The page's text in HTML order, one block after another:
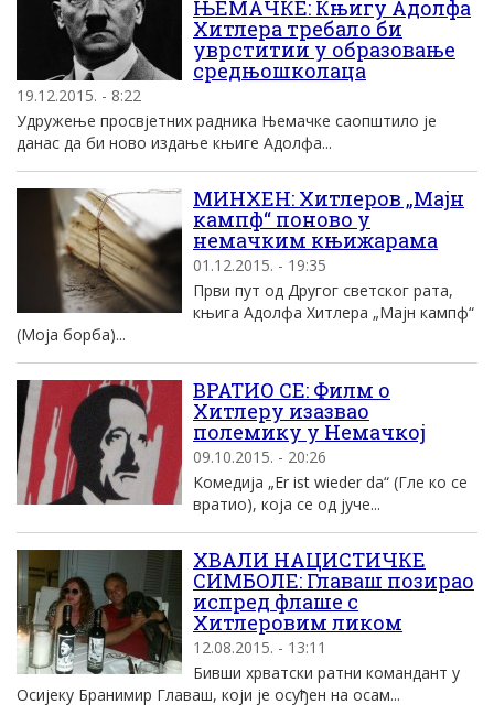
ЊЕМАЧКЕ: Књигу Адолфа
Хитлера требало би
уврститии у образовање
средњошколаца
19.12.2015. - 8:22
Удружење просвјетних радника Њемачке саопштило је
данас да би ново издање књиге Адолфа...
MИНХEН: Хитлеров „Mаjн
кампф“ поново у
немачким књижарама
01.12.2015. - 19:35
Први пут од Другог светског рата,
књига Aдолфа Хитлера „Mаjн кампф“
(Mоjа борба)...
ВРАТИО СЕ: Филм о
Хитлеру изазвао
полемику у Немачкоj
09.10.2015. - 20:26
Kомедиjа „Er ist wieder da“ (Гле ко се
вратио), коjа се од jуче...
ХВАЛИ НАЦИСТИЧКЕ
СИМБОЛЕ: Главаш позирао
испред флаше с
Хитлеровим ликом
12.08.2015. - 13:11
Бивши хрватски ратни командант у
Осијеку Бранимир Главаш, који је осуђен на осам...